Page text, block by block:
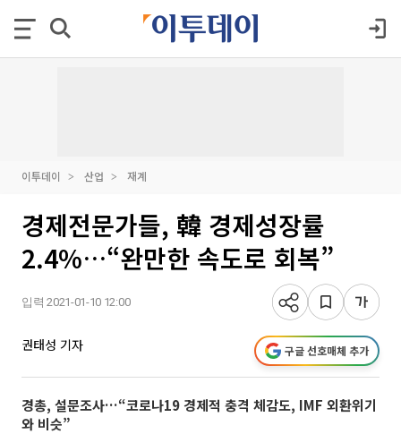
이투데이 산업 재계
경제전문가들, 韓 경제성장률
2.4%…“완만한 속도로 회복”
입력 2021-01-10 12:00
권태성 기자 구글 선호매체 추가
경총, 설문조사…“코로나19 경제적 충격 체감도, IMF 외환위기
와 비슷”